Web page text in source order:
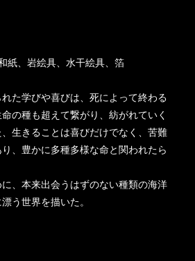
、岩絵具、水干絵具、箔
た学びや喜びは、死によって終わる
の種も超えて繋がり、紡がれていく
生きることは喜びだけでなく、苦難
、豊かに多種多様な命と関われたら
、本来出会うはずのない種類の海洋
う世界を描いた。